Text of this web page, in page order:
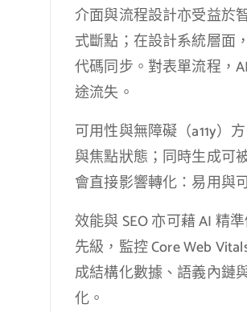
介面與流程設計亦受益於
式斷點；在設計系統層面
代碼同步。對表單流程，
途流失。
可用性與無障礙（a11y）
與焦點狀態；同時生成可
會直接影響轉化：易用與
效能與 SEO 亦可藉 AI 精
先級，監控 Core Web
成結構化數據、語義內鏈
化。